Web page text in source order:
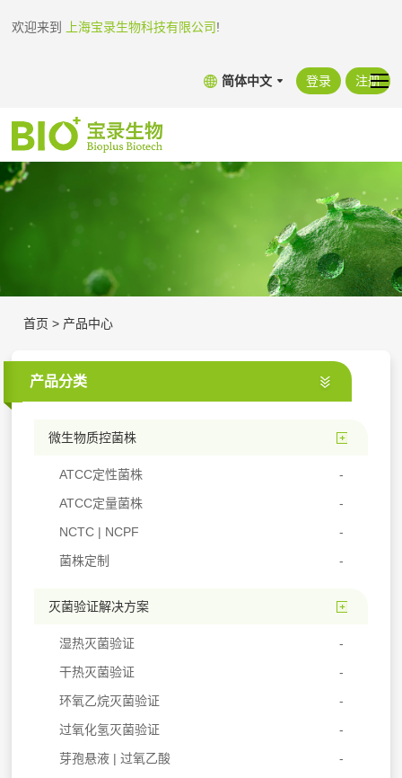
欢迎来到 上海宝录生物科技有限公司!
简体中文 登录 注册
首页 > 产品中心
产品分类
微生物质控菌株
ATCC定性菌株
ATCC定量菌株
NCTC | NCPF
菌株定制
灭菌验证解决方案
湿热灭菌验证
干热灭菌验证
环氧乙烷灭菌验证
过氧化氢灭菌验证
芽孢悬液 | 过氧乙酸